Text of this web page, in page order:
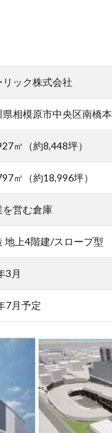
リック株式会社
県相模原市中央区南橋本
㎡（約8,448坪）
㎡（約18,996坪）
を営む倉庫
地上4階建/スロープ型
3月
7月予定